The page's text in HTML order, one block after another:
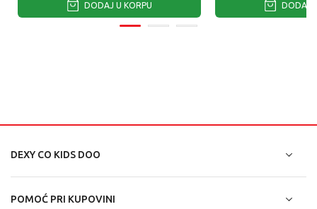
DODAJ U KORPU DODAJ
DEXY CO KIDS DOO
POMOĆ PRI KUPOVINI